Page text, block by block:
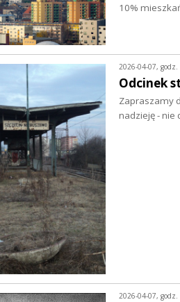
10%
2026-04-07, godz.
Odcinek
Zapraszamy
nadzieję - nie
2026-04-07, godz.